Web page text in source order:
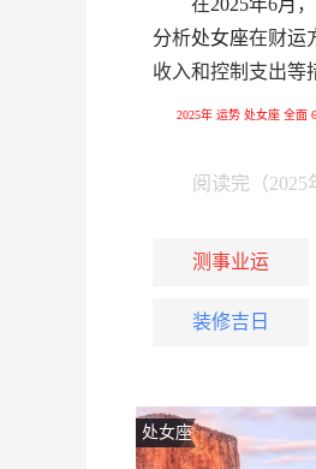
在2025年6月 ，
分析处女座在财运
收入和控制支出等
2025年 运势 处女座 全面
阅读完（
测事业运
装修吉日
处女座